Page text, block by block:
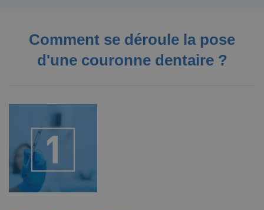
Comment se déroule la pose
d'une couronne dentaire ?